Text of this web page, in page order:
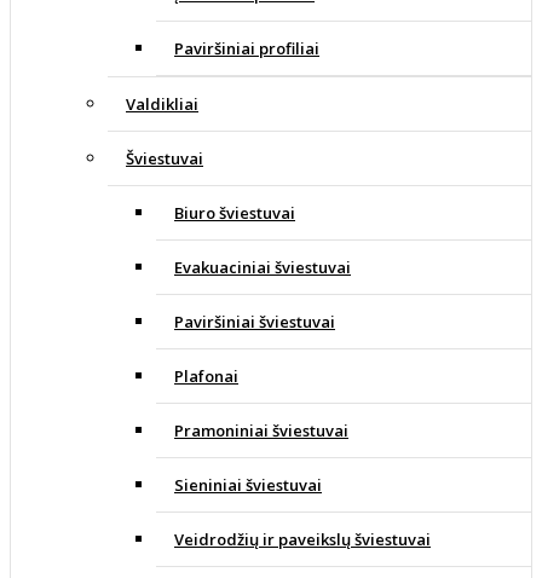
Paviršiniai profiliai
Valdikliai
Šviestuvai
Biuro šviestuvai
Evakuaciniai šviestuvai
Paviršiniai šviestuvai
Plafonai
Pramoniniai šviestuvai
Sieniniai šviestuvai
Veidrodžių ir paveikslų šviestuvai